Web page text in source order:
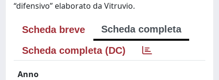
“difensivo” elaborato da Vitruvio.
Scheda breve
Scheda completa
Scheda completa (DC)
Anno